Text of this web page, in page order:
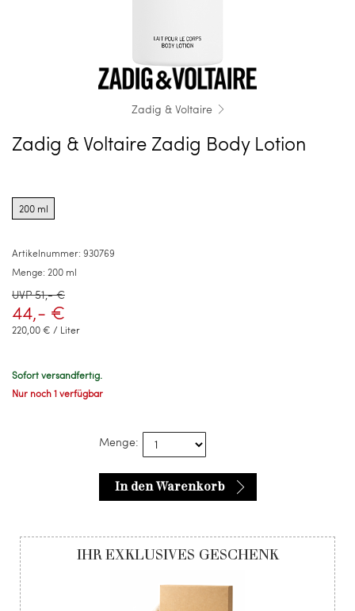
Zadig & Voltaire
Zadig & Voltaire Zadig Body Lotion
options
for
200 ml
Artikelnummer: 930769
Menge: 200 ml
UVP 51,- €
44,- €
220,00 € / Liter
Sofort versandfertig.
Nur noch 1 verfügbar
Menge:
In den Warenkorb
IHR EXKLUSIVES GESCHENK